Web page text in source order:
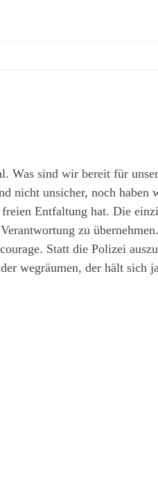
Was sind wir bereit für
nicht unsicher, noch
Entfaltung hat. Die
zu
Statt die Polizei
wegräumen, der hält sich